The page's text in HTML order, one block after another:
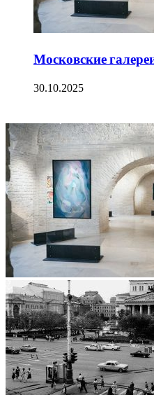
Московские
30.10.2025